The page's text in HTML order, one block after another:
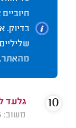
בדיוק.
גלעד
משוב: 02/03/2026
10